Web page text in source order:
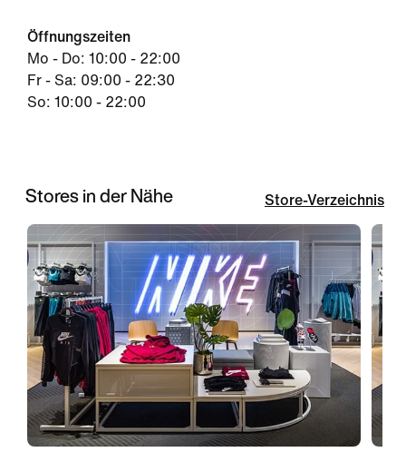
Öffnungszeiten
Mo - Do: 10:00 - 22:00
Fr - Sa: 09:00 - 22:30
So: 10:00 - 22:00
Stores in der Nähe Store-Verzeichnis